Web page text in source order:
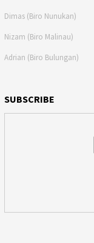
Dimas (Biro Nunukan)
Nizam (Biro Malinau)
Adrian (Biro Bulungan)
SUBSCRIBE